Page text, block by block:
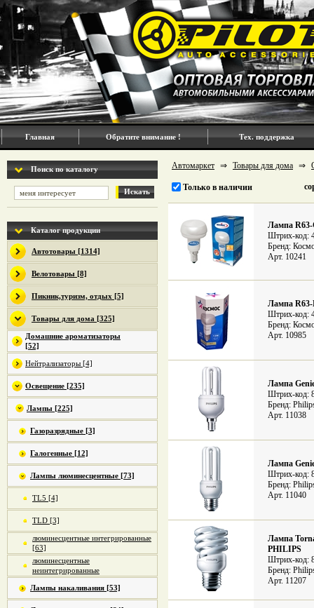
Главная Обратите внимание ! Тех. поддержка
Поиск по каталогу
Искать
Каталог продукции
Автотовары [1314]
Велотовары [8]
Пикник,туризм, отдых [5]
Товары для дома [325]
Домашние ароматизаторы
[52]
Нейтрализаторы [4]
Освещение [235]
Лампы [225]
Газоразрядные [3]
Галогенные [12]
Лампы люминесцентные [73]
TL5 [4]
TLD [3]
люминесцентные интегрированные
[63]
люминесцентные
неинтегрированные
[3]
Лампы накаливания [53]
Автомаркет ⇒ Товары для дома ⇒
Только в наличии
Лампа
Штрих-код:
Бренд:
Арт. 10241
Лампа
Штрих-код:
Бренд:
Арт. 10985
Лампа
Штрих-код:
Бренд:
Арт. 11038
Лампа
Штрих-код:
Бренд:
Арт. 11040
Лампа
PHILIPS
Штрих-код:
Бренд:
Арт. 11207